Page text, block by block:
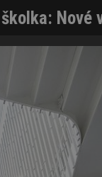
Nové